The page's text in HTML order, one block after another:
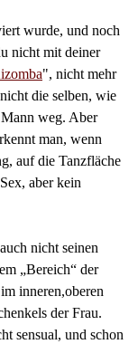
wurde, und noch
nicht mit deiner
", nicht mehr
die selben, wie
weg. Aber
man, wenn
auf die Tanzfläche
aber kein
nicht seinen
„Bereich“ der
inneren,oberen
der Frau.
sensual, und schon